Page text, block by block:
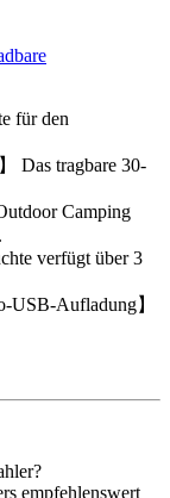
für den
Das tragbare 30-
Camping
verfügt über 3
USB-Aufladung】
empfehlenswert